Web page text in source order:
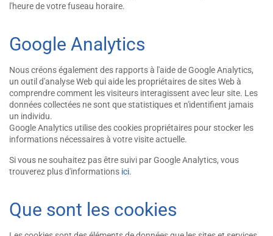
l'heure de votre fuseau horaire.
Google Analytics
Nous créons également des rapports à l'aide de Google Analytics,
un outil d'analyse Web qui aide les propriétaires de sites Web à
comprendre comment les visiteurs interagissent avec leur site. Les
données collectées ne sont que statistiques et n'identifient jamais
un individu.
Google Analytics utilise des cookies propriétaires pour stocker les
informations nécessaires à votre visite actuelle.
Si vous ne souhaitez pas être suivi par Google Analytics, vous
trouverez plus d'informations ici.
Que sont les cookies